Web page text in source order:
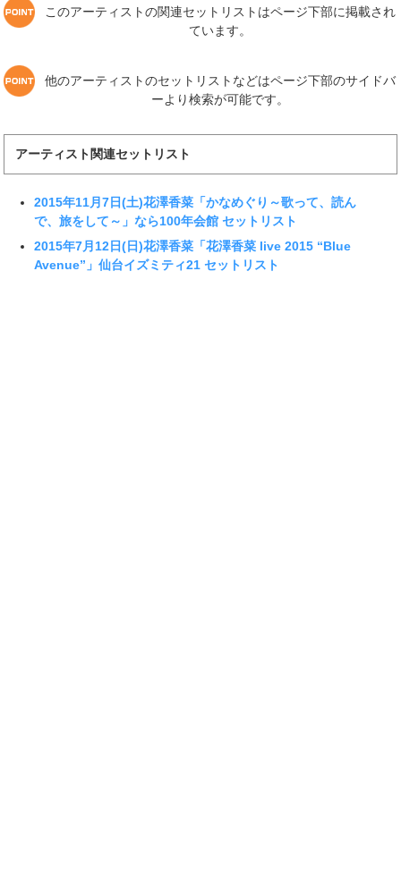
このアーティストの関連セットリストはページ下部に掲載され
ています。
他のアーティストのセットリストなどはページ下部のサイドバ
ーより検索が可能です。
アーティスト関連セットリスト
2015年11月7日(土)花澤香菜「かなめぐり～歌って、読ん
で、旅をして～」なら100年会館 セットリスト
2015年7月12日(日)花澤香菜「花澤香菜 live 2015 “Blue
Avenue”」仙台イズミティ21 セットリスト